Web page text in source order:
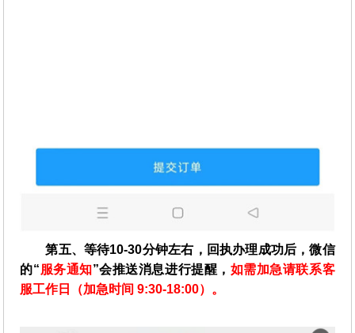
第五、等待10-30分钟左右，回执办理成功后，微信
的“服务通知”会推送消息进行提醒， 如需加急请联系客
服工作日（加急时间 9:30-18:00）。